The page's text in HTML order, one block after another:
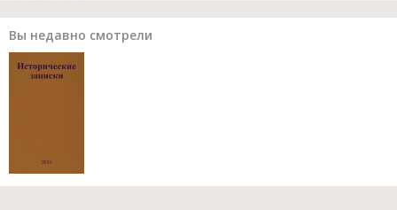
Вы недавно смотрели